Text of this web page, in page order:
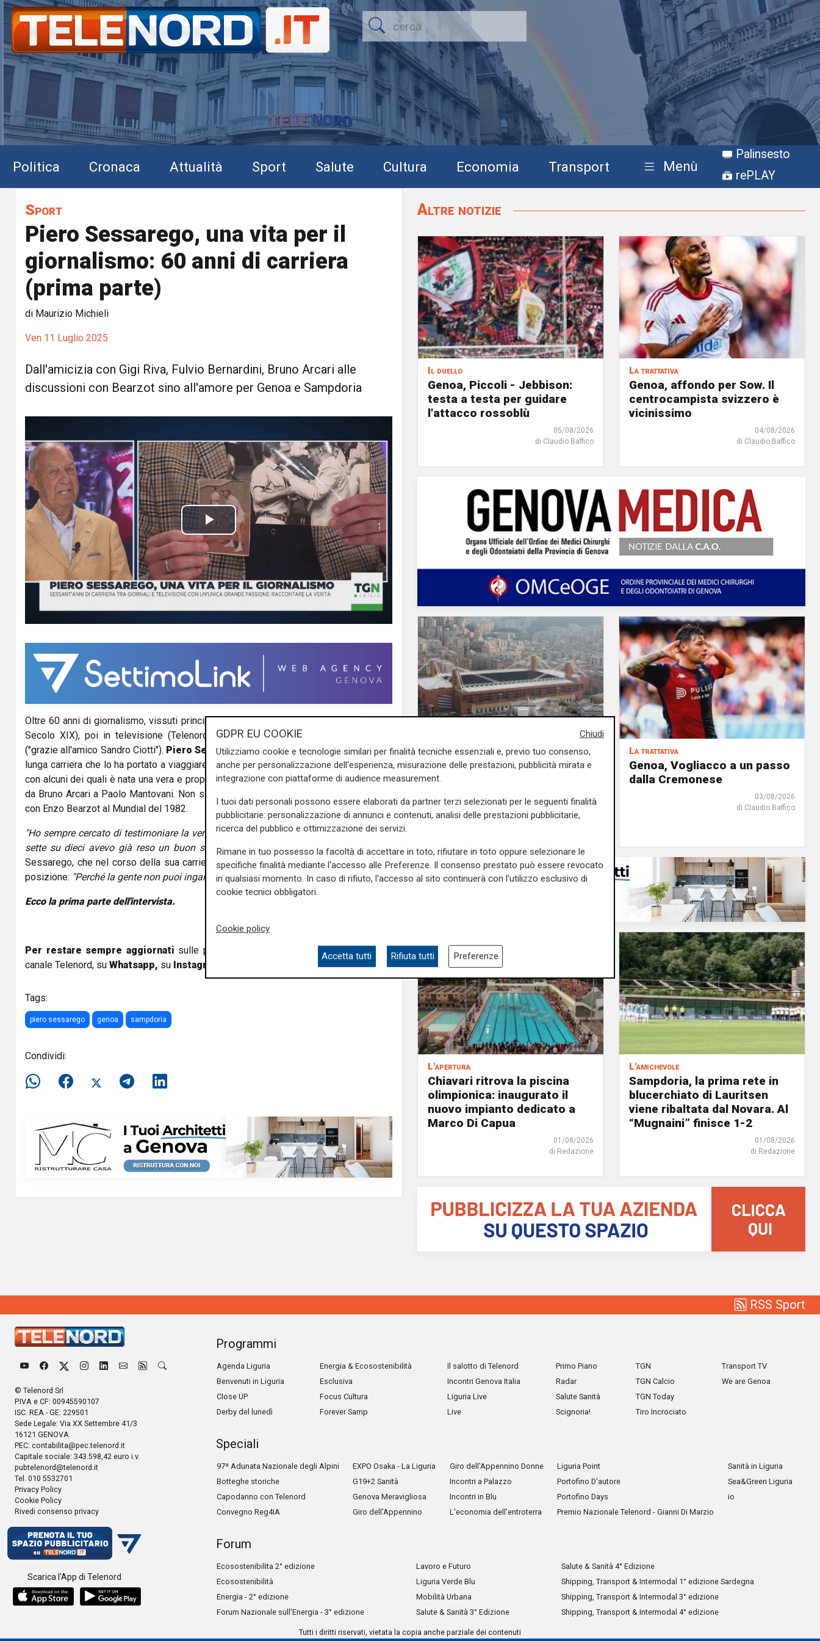
Politica Cronaca Attualità Sport Salute Cultura Economia Transport Menù
Palinsesto
rePLAY
Sport
Piero Sessarego, una vita per il
giornalismo: 60 anni di carriera
(prima parte)
di Maurizio Michieli
Ven 11 Luglio 2025
Dall'amicizia con Gigi Riva, Fulvio Bernardini, Bruno Arcari alle
discussioni con Bearzot sino all'amore per Genoa e Sampdoria
P
l
a
y
V
e
o
Oltre 60 anni di giornalismo, vissuti principalmente nella carta stampata (Tuttosport e
Secolo XIX), poi in televisione (Telenord) con qualche "incursione" anche in radio
("grazie all'amico Sandro Ciotti"). Piero Sessarego, classe 1937, ha raccontato la sua
lunga carriera che lo ha portato a viaggiare molto e incontrare personaggi straordinari,
con alcuni dei quali è nata una vera e propria amicizia: da Gigi Riva a Fulvio Bernardini,
da Bruno Arcari a Paolo Mantovani. Non sono mancati gli
con Enzo Bearzot al Mundial del 1982.
"Ho sempre cercato di testimoniare la verità dei fatti, pensando che se ne azzeccavo
sette su dieci avevo già reso un buon servizio ai miei lettori o telespettatori",dice
Sessarego, che nel corso della sua carriera ha sempre avuto il coraggio di prendere
posizione: "Perché la gente non puoi ingannarla. deve sapere come e cosa pensi".
Ecco la prima parte dell'intervista.
Per restare sempre aggiornati sulle principali notizie sulla Liguria seguiteci sul
canale Telenord, su Whatsapp, su Instagram Facebook.
Tags:
piero sessarego genoa sampdoria
Condividi:
Altre notizie
Il duello
Genoa, Piccoli - Jebbison:
testa a testa per guidare
l'attacco rossoblù
05/08/2026
di Claudio Baffico
La trattativa
Genoa, affondo per Sow. Il
centrocampista svizzero è
vicinissimo
04/08/2026
di Claudio Baffico
Verso gli Europei
Euro 2032, ora è ufficiale: fra
i 16 stadi candidati c'è anche
04/08/2026
di Redazione Sport
La trattativa
Genoa, Vogliacco a un passo
dalla Cremonese
03/08/2026
di Claudio Baffico
L'apertura
Chiavari ritrova la piscina
olimpionica: inaugurato il
nuovo impianto dedicato a
Marco Di Capua
01/08/2026
di Redazione
L'amichevole
Sampdoria, la prima rete in
blucerchiato di Lauritsen
viene ribaltata dal Novara. Al
“Mugnaini” finisce 1-2
01/08/2026
di Redazione
RSS Sport
© Telenord Srl
P.IVA e CF: 00945590107
ISC. REA - GE: 229501
Sede Legale: Via XX Settembre 41/3
16121 GENOVA
PEC: contabilita@pec.telenord.it
Capitale sociale: 343.598,42 euro i.v.
pubtelenord@telenord.it
Tel. 010 5532701
Privacy Policy
Cookie Policy
Rivedi consenso privacy
Scarica l'App di Telenord
Programmi
Agenda Liguria
Benvenuti in Liguria
Close UP
Derby del lunedì
Energia & Ecosostenibilità
Esclusiva
Focus Cultura
Forever Samp
Il salotto di Telenord
Incontri Genova Italia
Liguria Live
Live
Primo Piano
Radar
Salute Sanità
Scignoria!
TGN
TGN Calcio
TGN Today
Tiro Incrociato
Transport TV
We are Genoa
Speciali
97ª Adunata Nazionale degli Alpini
Botteghe storiche
Capodanno con Telenord
Convegno Reg4IA
EXPO Osaka - La Liguria
G19+2 Sanità
Genova Meravigliosa
Giro dell'Appennino
Giro dell'Appennino Donne
Incontri a Palazzo
Incontri in Blu
L'economia dell'entroterra
Liguria Point
Portofino D'autore
Portofino Days
Premio Nazionale Telenord - Gianni Di Marzio
Sanità in Liguria
Sea&Green Liguria
io
Forum
Ecosostenibilita 2° edizione
Ecosostenibilità
Energia - 2° edizione
Forum Nazionale sull’Energia - 3° edizione
Lavoro e Futuro
Liguria Verde Blu
Mobilità Urbana
Salute & Sanità 3° Edizione
Salute & Sanità 4° Edizione
Shipping, Transport & Intermodal 1° edizione Sardegna
Shipping, Transport & Intermodal 3° edizione
Shipping, Transport & Intermodal 4° edizione
Tutti i diritti riservati, vietata la copia anche parziale dei contenuti
Chiudi
GDPR EU COOKIE
Utilizziamo cookie e tecnologie similari per finalità tecniche essenziali e, previo tuo consenso,
anche per personalizzazione dell'esperienza, misurazione delle prestazioni, pubblicità mirata e
integrazione con piattaforme di audience measurement.
I tuoi dati personali possono essere elaborati da partner terzi selezionati per le seguenti finalità
pubblicitarie: personalizzazione di annunci e contenuti, analisi delle prestazioni pubblicitarie,
ricerca del pubblico e ottimizzazione dei servizi.
Rimane in tuo possesso la facoltà di accettare in toto, rifiutare in toto oppure selezionare le
specifiche finalità mediante l'accesso alle Preferenze. Il consenso prestato può essere revocato
in qualsiasi momento. In caso di rifiuto, l'accesso al sito continuerà con l'utilizzo esclusivo di
cookie tecnici obbligatori.
Cookie policy
Accetta tutti Rifiuta tutti Preferenze